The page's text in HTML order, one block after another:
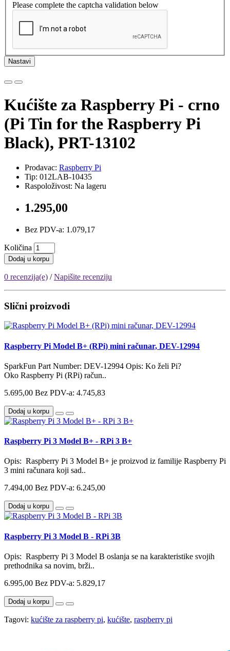
Please complete the captcha validation below
Nastavi
Kućište za Raspberry Pi - crno
(Pi Tin for the Raspberry Pi
Black), PRT-13102
Prodavac: Raspberry Pi
Tip: 012LAB-10435
Raspoloživost: Na lageru
1.295,00
Bez PDV-a: 1.079,17
Količina
Dodaj u korpu
0 recenzija(e) /Napišite recenziju
Slični proizvodi
Raspberry Pi Model B+ (RPi) mini računar, DEV-12994
SparkFun Part Number: DEV-12994 Opis: Ko želi Pi?
Oko Raspberry Pi (RPi) račun..
5.695,00 Bez PDV-a: 4.745,83
Dodaj u korpu
Raspberry Pi 3 Model B+ - RPi 3 B+
Opis: Raspberry Pi 3 Model B+ je proizvod iz familije Raspberry Pi
3 mini računara koji sad..
7.494,00 Bez PDV-a: 6.245,00
Dodaj u korpu
Raspberry Pi 3 Model B - RPi 3B
Opis: Raspberry Pi 3 Model B oslanja se na karakteristike svojih
prethodnika sa novim, brži..
6.995,00 Bez PDV-a: 5.829,17
Dodaj u korpu
Tagovi: kućište za raspberry pi, kućište, raspberry pi